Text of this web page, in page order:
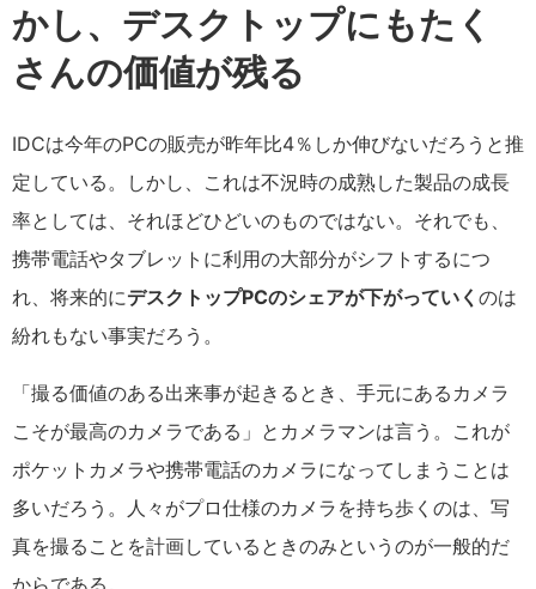
かし、デスクトップにもたく
さんの価値が残る
IDCは今年のPCの販売が昨年比4％しか伸びないだろうと推
定している。しかし、これは不況時の成熟した製品の成長
率としては、それほどひどいのものではない。それでも、
携帯電話やタブレットに利用の大部分がシフトするにつ
れ、将来的にデスクトップPCのシェアが下がっていく のは
紛れもない事実だろう。
「撮る価値のある出来事が起きるとき、手元にあるカメラ
こそが最高のカメラである」とカメラマンは言う。これが
ポケットカメラや携帯電話のカメラになってしまうことは
多いだろう。人々がプロ仕様のカメラを持ち歩くのは、写
真を撮ることを計画しているときのみというのが一般的だ
からである。